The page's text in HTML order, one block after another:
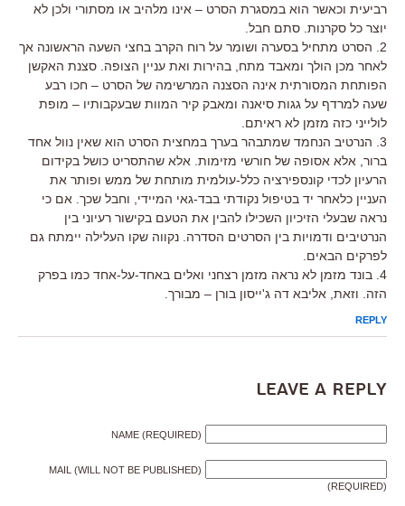
רביעית וכאשר הוא במסגרת הסרט – אינו מלהיב או מסתורי ולכן לא
יוצר כל סקרנות. סתם חבל.
2. הסרט מתחיל בסערה ושומר על רוח הקרב בחצי השעה הראשונה אך
לאחר מכן הולך ומאבד מתח, בהירות ואת עניין הצופה. סצנת האקשן
הפותחת המסורתית אינה הסצנה המרשימה של הסרט – חכו רבע
שעה למרדף על גגות סיאנה ומאבק קיר המוות שבעקבותיו – מופת
לולייני כזה מזמן לא ראיתם.
3. הנרטיב הנחמד שמתבהר בערך במחצית הסרט הוא שאין נוול אחד
ברור, אלא אסופה של חורשי מזימות. אלא שהתסריט כושל בקידום
הרעיון לכדי קונספירציה כלל-עולמית מותחת של ממש ופותר את
העניין כלאחר יד בטיפול נקודתי בבד-גאי המיידי, וחבל שכך. אם כי
נראה שבעלי הזיכיון השכילו להבין את הטעם בקישור רעיוני בין
הנרטיבים ודמויות בין הסרטים הסדרה. נקווה שקו העלילה יימתח גם
לפרקים הבאים.
4. בונד מזמן לא נראה מזמן רצחני ואלים באחד-על-אחד כמו בפרק
הזה. וזאת, אליבא דה ג'ייסון בורן – מבורך.
REPLY
Leave a Reply
NAME (REQUIRED)
MAIL (WILL NOT BE PUBLISHED)
(REQUIRED)